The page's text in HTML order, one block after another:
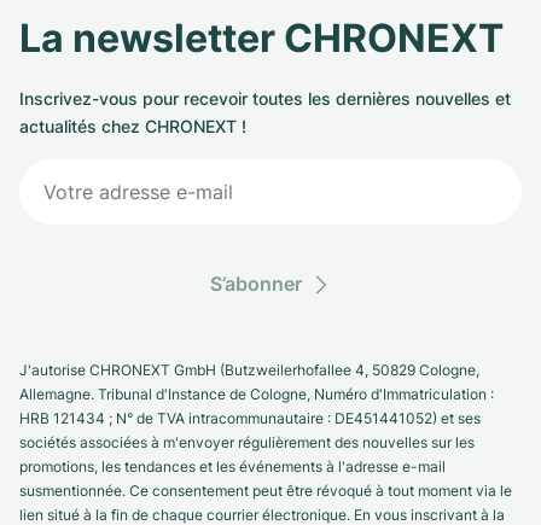
La newsletter CHRONEXT
Inscrivez-vous pour recevoir toutes les dernières nouvelles et
actualités chez CHRONEXT !
S’abonner
J'autorise CHRONEXT GmbH (Butzweilerhofallee 4, 50829 Cologne,
Allemagne. Tribunal d'Instance de Cologne, Numéro d'Immatriculation :
HRB 121434 ; N° de TVA intracommunautaire : DE451441052) et ses
sociétés associées à m'envoyer régulièrement des nouvelles sur les
promotions, les tendances et les événements à l'adresse e-mail
susmentionnée. Ce consentement peut être révoqué à tout moment via le
lien situé à la fin de chaque courrier électronique. En vous inscrivant à la